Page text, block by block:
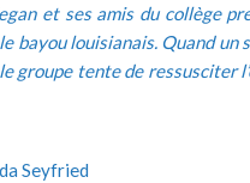
et ses amis du collège
bayou louisianais. Quand un
groupe tente de ressusciter
Seyfried